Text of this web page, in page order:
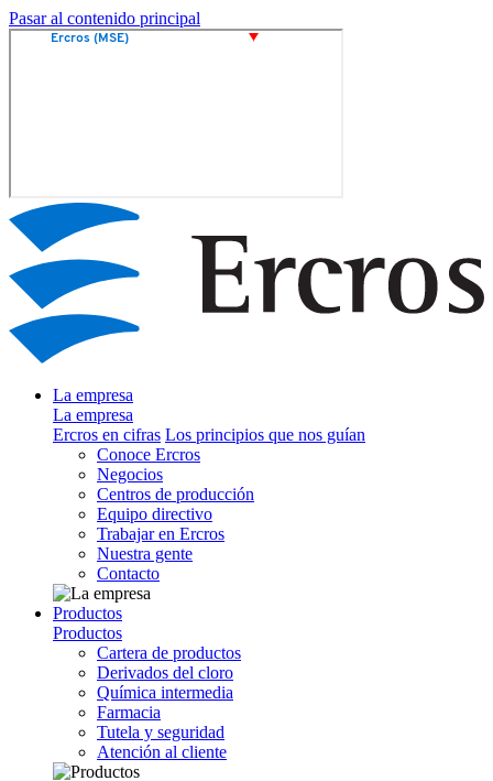
Pasar al contenido principal
La empresa
La empresa
Ercros en cifras Los principios que nos guían
Conoce Ercros
Negocios
Centros de producción
Equipo directivo
Trabajar en Ercros
Nuestra gente
Contacto
Productos
Productos
Cartera de productos
Derivados del cloro
Química intermedia
Farmacia
Tutela y seguridad
Atención al cliente